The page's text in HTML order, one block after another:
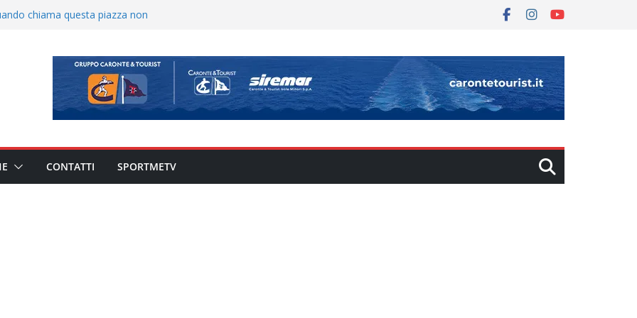
il ritiro di Cascia: intensità e
Tourè è un nuovo
il caso sul contratto del
Messina
CONTATTI SPORTMETV